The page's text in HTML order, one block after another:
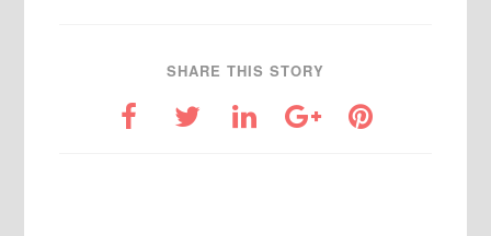
SHARE THIS STORY